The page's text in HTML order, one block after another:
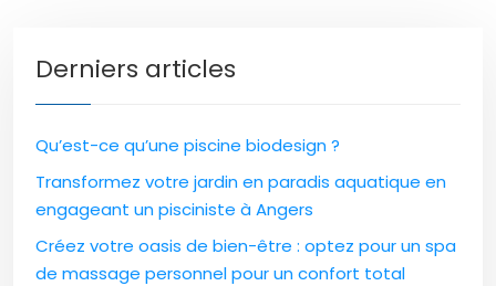
Derniers articles
Qu’est-ce qu’une piscine biodesign ?
Transformez votre jardin en paradis aquatique en
engageant un pisciniste à Angers
Créez votre oasis de bien-être : optez pour un spa
de massage personnel pour un confort total